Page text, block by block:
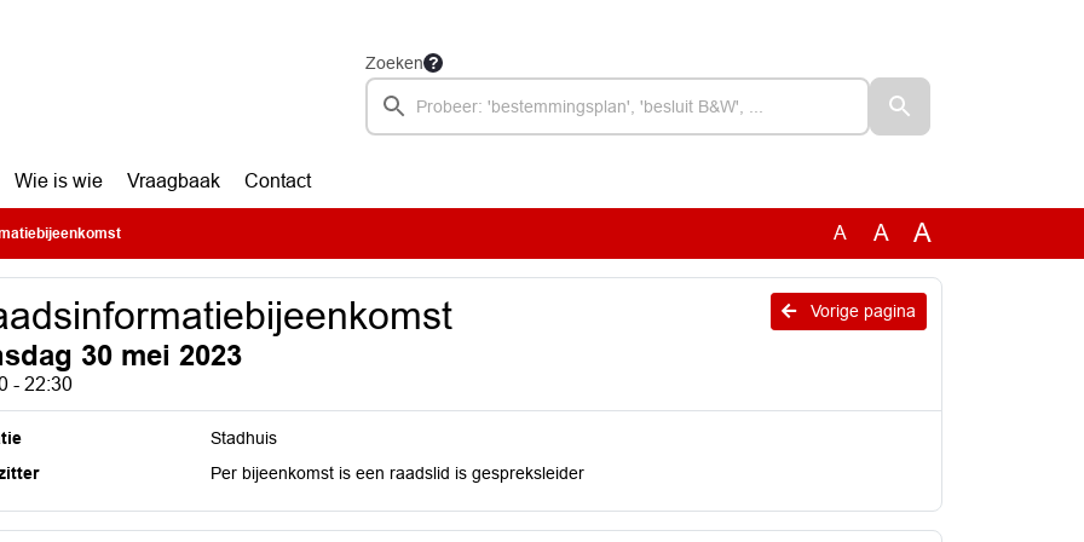
Zoeken
Wie is wie Vraagbaak Contact
A A A
Vorige pagina
30 mei 2023
- 22:30
Stadhuis
Per bijeenkomst is een raadslid is gespreksleider